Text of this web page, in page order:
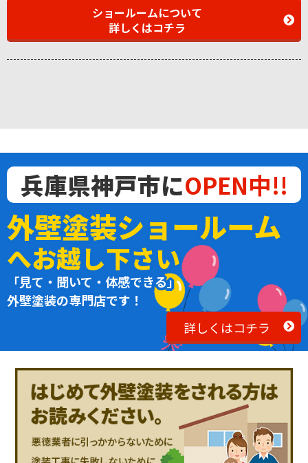
ショールームについて
詳しくはコチラ
兵庫県神戸市にOPEN中!!
外壁塗装ショールーム
へお越し下さい
「見て・聞いて・体感できる」
外壁塗装の専門店です！
詳しくはコチラ